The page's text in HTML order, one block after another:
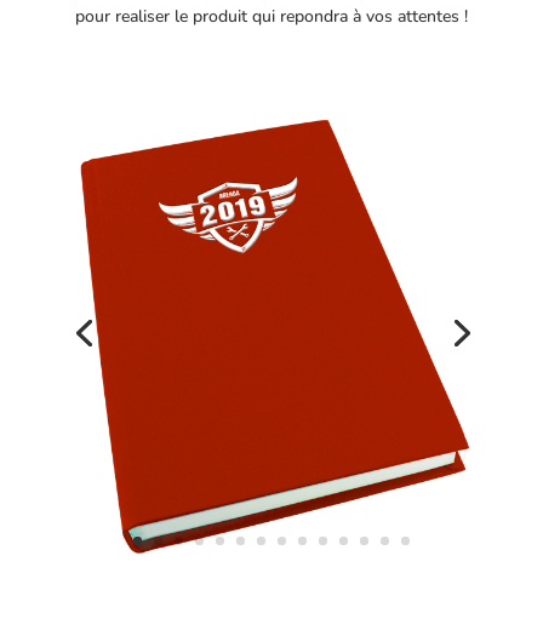
pour realiser le produit qui repondra à vos attentes !